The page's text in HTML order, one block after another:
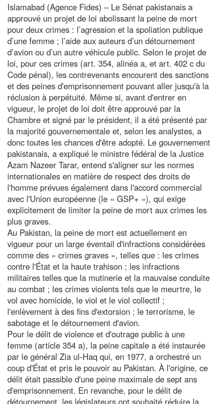
Islamabad (Agence Fides) – Le Sénat pakistanais a
approuvé un projet de loi abolissant la peine de mort
pour deux crimes : l’agression et la spoliation publique
d’une femme ; l’aide aux auteurs d’un détournement
d’avion ou d’un autre véhicule public. Selon le projet de
loi, pour ces crimes (art. 354, alinéa a, et art. 402 c du
Code pénal), les contrevenants encourent des sanctions
et des peines d'emprisonnement pouvant aller jusqu'à la
réclusion à perpétuité. Même si, avant d'entrer en
vigueur, le projet de loi doit être approuvé par la
Chambre et signé par le président, il a été présenté par
la majorité gouvernementale et, selon les analystes, a
donc toutes les chances d'être adopté. Le gouvernement
pakistanais, a expliqué le ministre fédéral de la Justice
Azam Nazeer Tarar, entend s'aligner sur les normes
internationales en matière de respect des droits de
l'homme prévues également dans l'accord commercial
avec l'Union européenne (le « GSP+ »), qui exige
explicitement de limiter la peine de mort aux crimes les
plus graves.
Au Pakistan, la peine de mort est actuellement en
vigueur pour un large éventail d'infractions considérées
comme des « crimes graves », telles que : les crimes
contre l'État et la haute trahison ; les infractions
militaires telles que la mutinerie et la mauvaise conduite
au combat ; les crimes violents tels que le meurtre, le
vol avec homicide, le viol et le viol collectif ;
l'enlèvement à des fins d'extorsion ; le terrorisme, le
sabotage et le détournement d'avion.
Pour le délit de violence et d'outrage public à une
femme (article 354 a), la peine capitale a été instaurée
par le général Zia ul-Haq qui, en 1977, a orchestré un
coup d'État et pris le pouvoir au Pakistan. À l'origine, ce
délit était passible d'une peine maximale de sept ans
d'emprisonnement. En revanche, pour le délit de
détournement, les législateurs ont souhaité réduire la